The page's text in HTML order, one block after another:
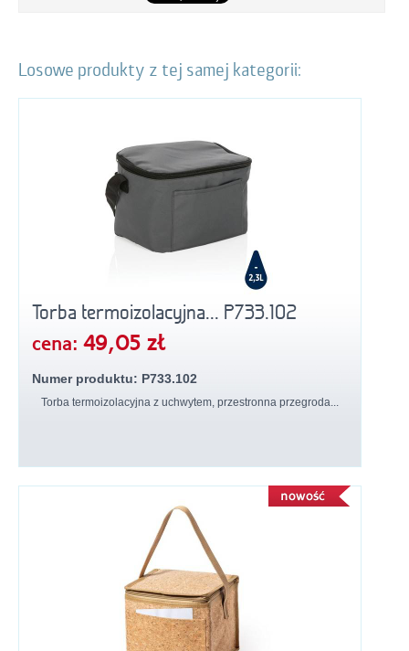
Losowe produkty z tej samej kategorii:
Torba termoizolacyjna... P733.102
cena: 49,05 zł
Numer produktu: P733.102
Torba termoizolacyjna z uchwytem, przestronna przegroda...